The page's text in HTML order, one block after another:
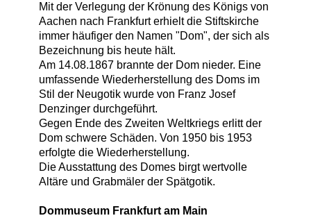
Mit der Verlegung der Krönung des Königs von
Aachen nach Frankfurt erhielt die Stiftskirche
immer häufiger den Namen "Dom", der sich als
Bezeichnung bis heute hält.
Am 14.08.1867 brannte der Dom nieder. Eine
umfassende Wiederherstellung des Doms im
Stil der Neugotik wurde von Franz Josef
Denzinger durchgeführt.
Gegen Ende des Zweiten Weltkriegs erlitt der
Dom schwere Schäden. Von 1950 bis 1953
erfolgte die Wiederherstellung.
Die Ausstattung des Domes birgt wertvolle
Altäre und Grabmäler der Spätgotik.
Dommuseum Frankfurt am Main